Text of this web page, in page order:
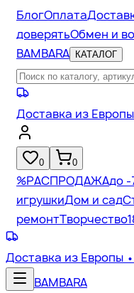
БлогОплата
доверятьОбмен и
BAMBARA
КАТАЛОГ
Доставка из Европы
0 0
%РАСПРОДАЖАдо -
игрушкиДом и сад
ремонтТворчество
Доставка из Европы
BAMBARA